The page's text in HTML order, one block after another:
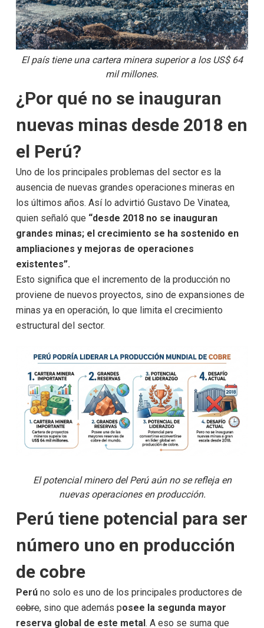
El país tiene una cartera minera superior a los US$ 64
mil millones.
¿Por qué no se inauguran
nuevas minas desde 2018 en
el Perú?
Uno de los principales problemas del sector es la
ausencia de nuevas grandes operaciones mineras en
los últimos años. Así lo advirtió Gustavo De Vinatea,
quien señaló que “desde 2018 no se inauguran
grandes minas; el crecimiento se ha sostenido en
ampliaciones y mejoras de operaciones
existentes”.
Esto significa que el incremento de la producción no
proviene de nuevos proyectos, sino de expansiones de
minas ya en operación, lo que limita el crecimiento
estructural del sector.
El potencial minero del Perú aún no se refleja en
nuevas operaciones en producción.
Perú tiene potencial para ser
número uno en producción
de cobre
Perúno solo es uno de los principales productores de
cobre, sino que además posee la segunda mayor
reserva global de este metal. A eso se suma que